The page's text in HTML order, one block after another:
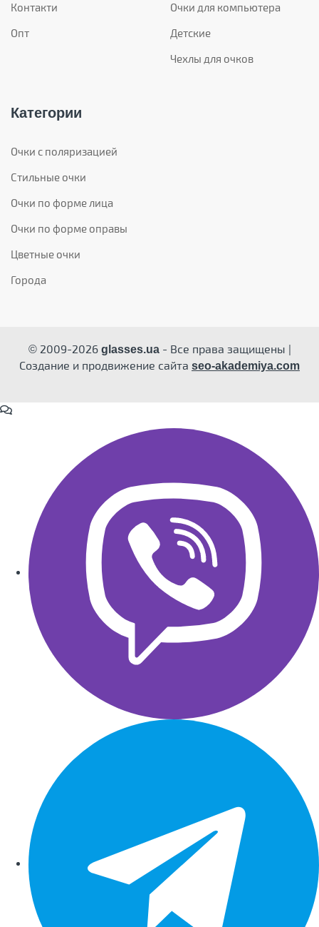
Контакти
Опт
Очки для компьютера
Детские
Чехлы для очков
Категории
Очки с поляризацией
Стильные очки
Очки по форме лица
Очки по форме оправы
Цветные очки
Города
© 2009-2026glasses.ua- Все права защищены |
Создание и продвижение сайта seo-akademiya.com